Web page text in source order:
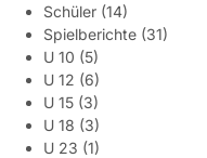
Schüler (14)
Spielberichte (31)
U 10 (5)
U 12 (6)
U 15 (3)
U 18 (3)
U 23 (1)